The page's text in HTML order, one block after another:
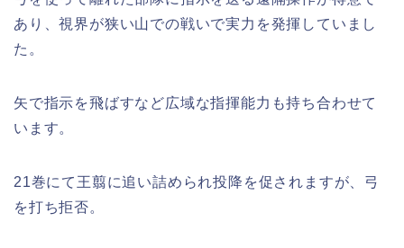
あり、視界が狭い山での戦いで実力を発揮していまし
た。
矢で指示を飛ばすなど広域な指揮能力も持ち合わせて
います。
21巻にて王翦に追い詰められ投降を促されますが、弓
を打ち拒否。